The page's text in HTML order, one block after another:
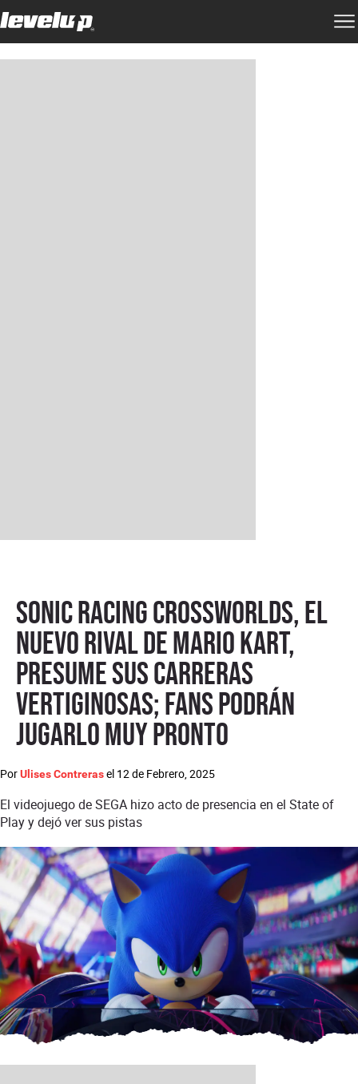
Sonic Racing CrossWorlds, el
nuevo rival de Mario Kart,
presume sus carreras
vertiginosas; fans podrán
jugarlo muy pronto
PorUlises Contrerasel 12 de Febrero, 2025
El videojuego de SEGA hizo acto de presencia en el State of
Play y dejó ver sus pistas